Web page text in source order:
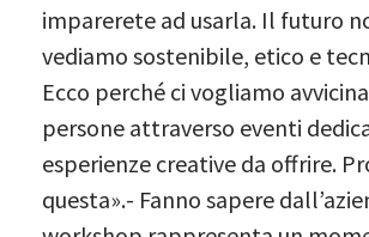
imparerete ad usarla. Il futuro
vediamo sostenibile, etico e
Ecco perché ci vogliamo
persone attraverso eventi
esperienze creative da offrire.
questa».- Fanno sapere